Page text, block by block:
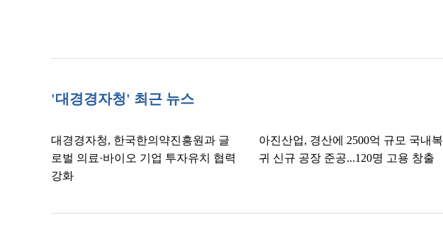
'대경경자청' 최근 뉴스
대경경자청, 한국한의약진흥원과 글
로벌 의료·바이오 기업 투자유치 협력
강화
아진산업, 경산에 2500억 규모 국내복
귀 신규 공장 준공...120명 고용 창출